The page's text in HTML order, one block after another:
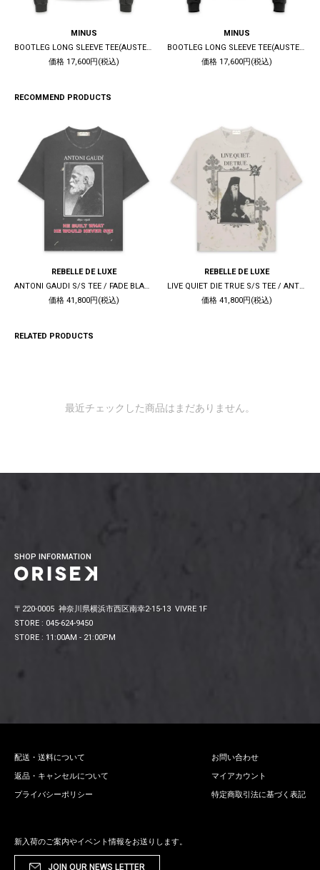
MINUS
BOOTLEG LONG SLEEVE TEE(AUSTERE) / 10YEARS BLACK
価格 17,600円(税込)
MINUS
BOOTLEG LONG SLEEVE TEE(AUSTERE) / 5YEARS BLACK
価格 17,600円(税込)
RECOMMEND PRODUCTS
REBELLE DE LUXE
ANTONI GAUDI S/S TEE / FADE BLACK
価格 41,800円(税込)
REBELLE DE LUXE
LIVE QUIET DIE TRUE S/S TEE / ANTIQUE WHITE
価格 41,800円(税込)
RELATED PRODUCTS
最近チェックした商品はまだありません。
SHOP INFORMATION
〒220-0005 神奈川県横浜市西区南幸2-15-13 VIVRE 1F
STORE : 045-624-9450
STORE : 11:00AM - 21:00PM
配送・送料について
返品・キャンセルについて
プライバシーポリシー
お問い合わせ
マイアカウント
特定商取引法に基づく表記
新入荷のご案内やイベント情報をお送りします。
JOIN OUR NEWS LETTER